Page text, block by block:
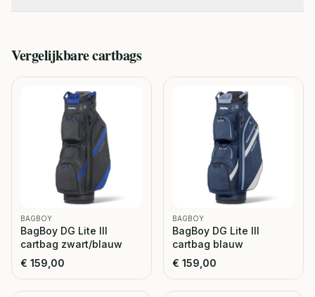
Vergelijkbarecartbags
BAGBOY
BagBoy DG Lite III
cartbag zwart/blauw
€ 159,00
BAGBOY
BagBoy DG Lite III
cartbag blauw
€ 159,00